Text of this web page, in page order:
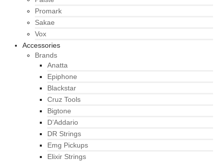
Promark
Sakae
Vox
Accessories
Brands
Anatta
Epiphone
Blackstar
Cruz Tools
Bigtone
D’Addario
DR Strings
Emg Pickups
Elixir Strings